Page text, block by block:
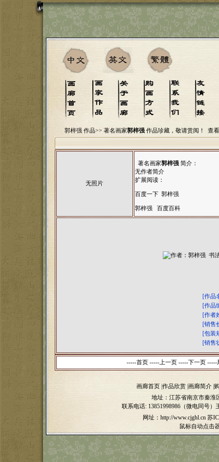
郭梓强 作品>> 著名画家郭梓强 作品珍藏，敬请赏阅！ 查
无照片
著名画家郭梓强 简介：
无作者简介
扩展阅读：
百度一下 郭梓强
郭梓强 百度百科
[作品
[作品
[作者
[销售
[包装
[销售
-----首页 -----上一页 -----下一页 -----
画廊首页 作品欣赏 画廊简介
地址：江苏省南京市秦淮
联系电话: 13851998986（微电同号）
网址：http://www.cjghl.cn 苏
鼠标自动点击